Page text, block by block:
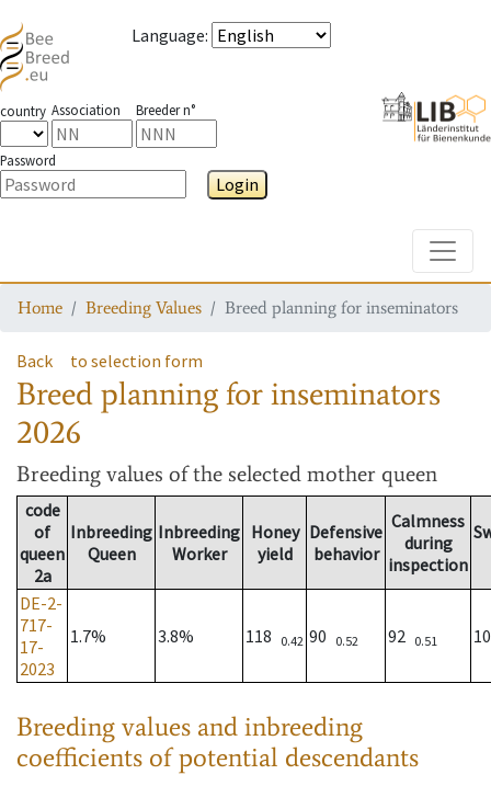
Language:
country Association Breeder n°
Password
Login
Home Breeding Values Breed planning for inseminators
Back to selection form
Breed planning for inseminators
2026
Breeding values of the selected mother queen
code
of
queen
2a
Inbreeding
Queen
Inbreeding
Worker
Honey
yield
Defensive
behavior
Calmness
during
inspection
DE-2-
717-
17-
2023
1.7% 3.8% 118 0.42 90 0.52 92 0.51
Breeding values and inbreeding
coefficients of potential descendants